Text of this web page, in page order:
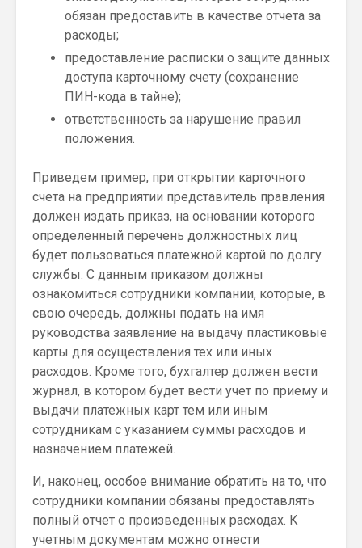
обязан предоставить в качестве отчета за
расходы;
предоставление расписки о защите данных
доступа карточному счету (сохранение
ПИН-кода в тайне);
ответственность за нарушение правил
положения.
Приведем пример, при открытии карточного
счета на предприятии представитель правления
должен издать приказ, на основании которого
определенный перечень должностных лиц
будет пользоваться платежной картой по долгу
службы. С данным приказом должны
ознакомиться сотрудники компании, которые, в
свою очередь, должны подать на имя
руководства заявление на выдачу пластиковые
карты для осуществления тех или иных
расходов. Кроме того, бухгалтер должен вести
журнал, в котором будет вести учет по приему и
выдачи платежных карт тем или иным
сотрудникам с указанием суммы расходов и
назначением платежей.
И, наконец, особое внимание обратить на то, что
сотрудники компании обязаны предоставлять
полный отчет о произведенных расходах. К
учетным документам можно отнести